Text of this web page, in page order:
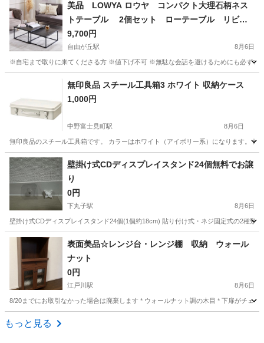
美品 LOWYA ロウヤ コンパクト大理石柄ネス
トテーブル 2個セット ローテーブル リビン
グテーブル
9,700円
自由が丘駅 8月6日
※自宅まで取りに来てくださる方 ※値下げ不可 ※無駄な会話を避けるためにも必ずプ
自由が丘駅 ベッド ネストテーブル
無印良品 スチール工具箱3 ホワイト 収納ケース
1,000円
中野富士見町駅 8月6日
無印良品のスチール工具箱です。 カラーはホワイト（アイボリー系）になります。
東京 中野区 中野富士見町駅 収納家具
壁掛け式CDディスプレイスタンド24個無料でお譲
り
0円
下丸子駅 8月6日
壁掛け式CDディスプレイスタンド24個(1個約18cm) 貼り付け式・ネジ固定式の2種類
東京 大田区 下丸子駅 収納家具
表面美品☆レンジ台・レンジ棚 収納 ウォール
ナット
0円
江戸川駅 8月6日
8/20までにお取引なかった場合は廃棄します * ウォールナット調の木目 * 下扉がチェ
東京 江戸川区
もっと見る